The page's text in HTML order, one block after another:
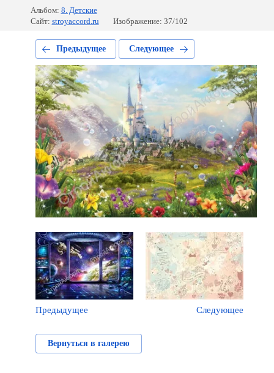
Альбом: 8. Детские
Сайт: stroyaccord.ru Изображение: 37/102
Предыдущее Следующее
Предыдущее Следующее
Вернуться в галерею